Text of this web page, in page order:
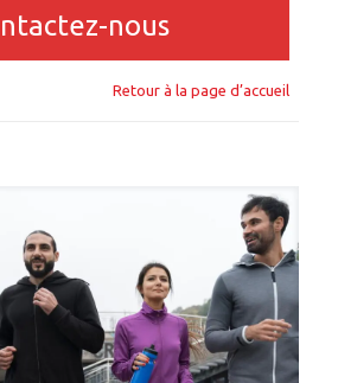
nous
Retour à la page d’accueil